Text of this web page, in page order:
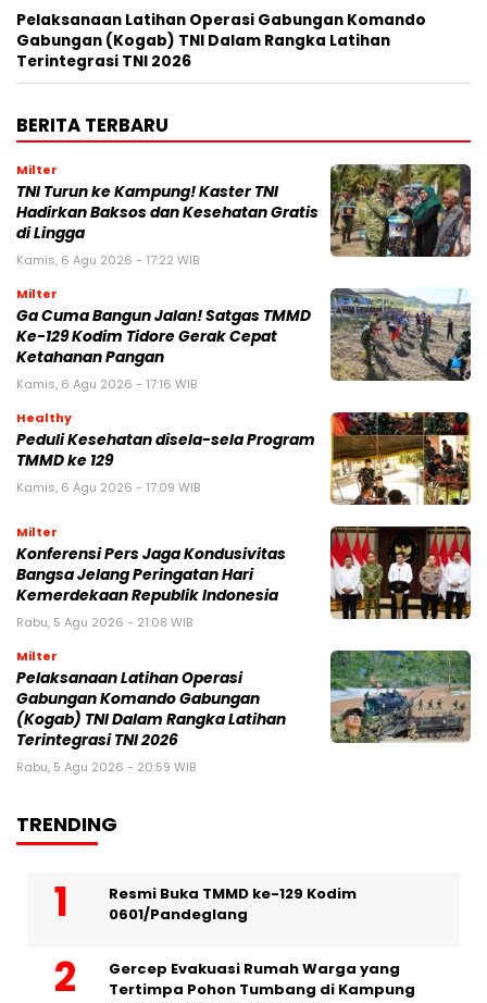
Pelaksanaan Latihan Operasi Gabungan Komando
Gabungan (Kogab) TNI Dalam Rangka Latihan
Terintegrasi TNI 2026
BERITA TERBARU
Milter
TNI Turun ke Kampung! Kaster TNI
Hadirkan Baksos dan Kesehatan Gratis
di Lingga
Kamis, 6 Agu 2026 - 17:22 WIB
Milter
Ga Cuma Bangun Jalan! Satgas TMMD
Ke-129 Kodim Tidore Gerak Cepat
Ketahanan Pangan
Kamis, 6 Agu 2026 - 17:16 WIB
Healthy
Peduli Kesehatan disela-sela Program
TMMD ke 129
Kamis, 6 Agu 2026 - 17:09 WIB
Milter
Konferensi Pers Jaga Kondusivitas
Bangsa Jelang Peringatan Hari
Kemerdekaan Republik Indonesia
Rabu, 5 Agu 2026 - 21:08 WIB
Milter
Pelaksanaan Latihan Operasi
Gabungan Komando Gabungan
(Kogab) TNI Dalam Rangka Latihan
Terintegrasi TNI 2026
Rabu, 5 Agu 2026 - 20:59 WIB
TRENDING
Resmi Buka TMMD ke-129 Kodim
0601/Pandeglang
Gercep Evakuasi Rumah Warga yang
Tertimpa Pohon Tumbang di Kampung